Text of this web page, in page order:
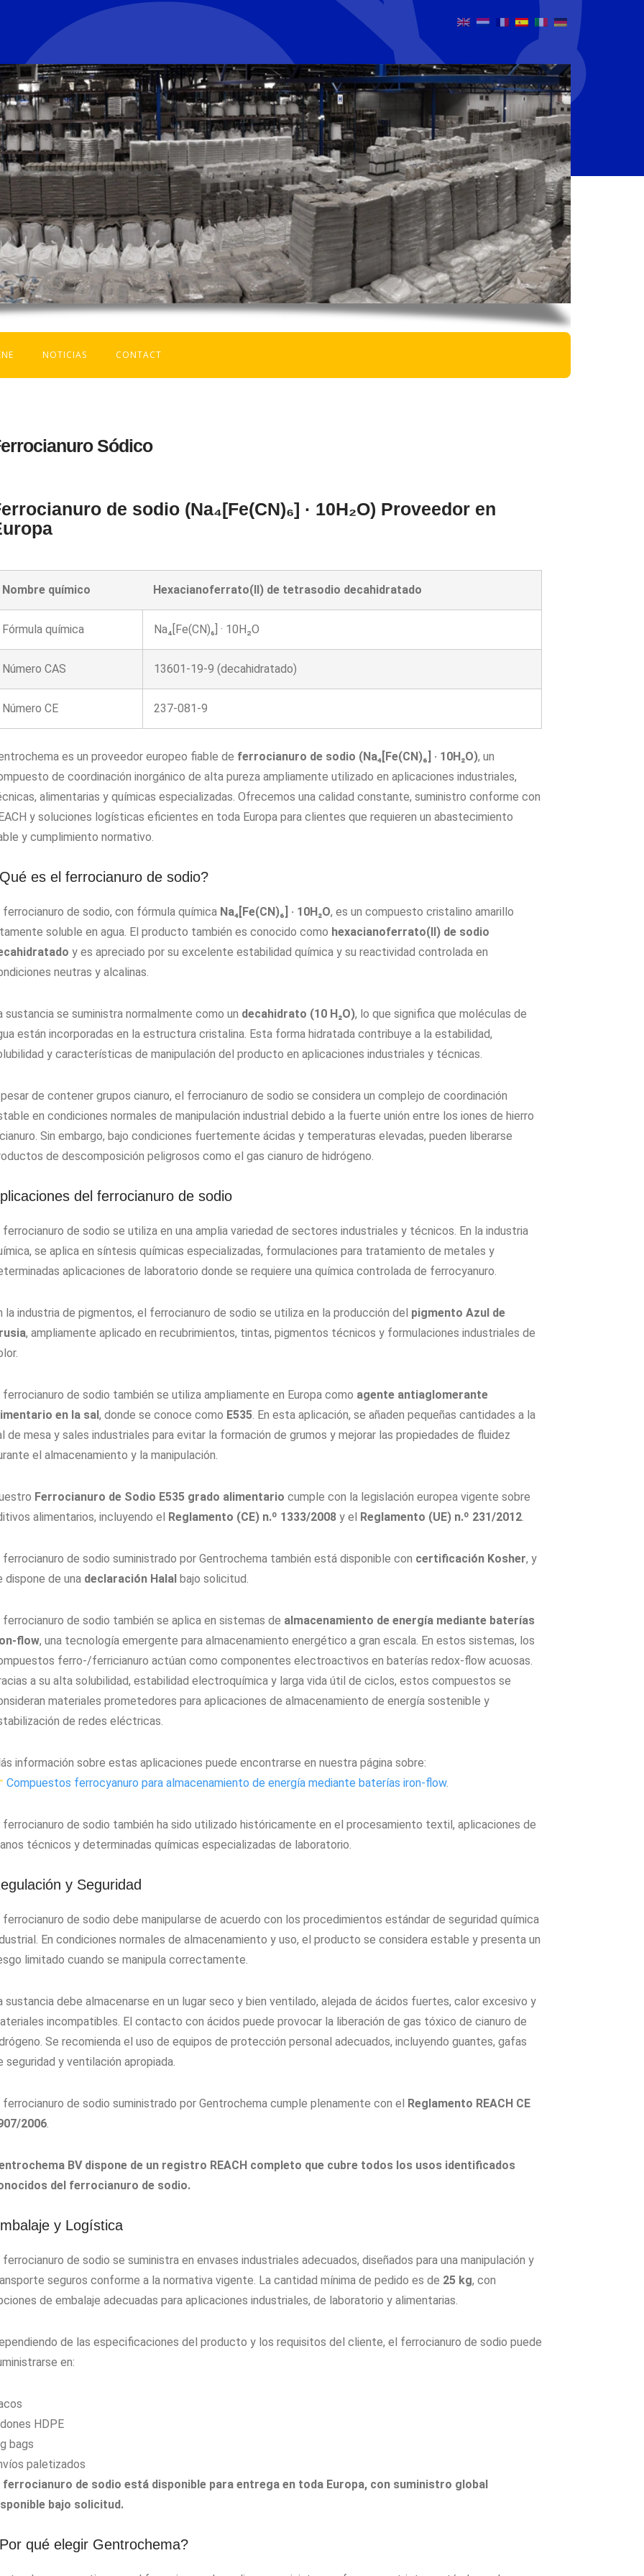
NOTICIAS CONTACT
Sódico
de sodio (Na₄[Fe(CN)₆] · 10H₂O) Proveedor en
Nombre químico Hexacianoferrato(II) de tetrasodio decahidratado
Fórmula química Na₄[Fe(CN)₆] · 10H₂O
Número CAS 13601-19-9 (decahidratado)
Número CE 237-081-9
es un proveedor europeo fiable de ferrocianuro de sodio (Na₄[Fe(CN)₆] · 10H₂O), un
de coordinación inorgánico de alta pureza ampliamente utilizado en aplicaciones industriales,
alimentarias y químicas especializadas. Ofrecemos una calidad constante, suministro conforme con
y soluciones logísticas eficientes en toda Europa para clientes que requieren un abastecimiento
y cumplimiento normativo.
es el ferrocianuro de sodio?
ferrocianuro de sodio, con fórmula química Na₄[Fe(CN)₆] · 10H₂O, es un compuesto cristalino amarillo
soluble en agua. El producto también es conocido como hexacianoferrato(II) de sodio
y es apreciado por su excelente estabilidad química y su reactividad controlada en
neutras y alcalinas.
sustancia se suministra normalmente como un decahidrato (10 H₂O), lo que significa que moléculas de
están incorporadas en la estructura cristalina. Esta forma hidratada contribuye a la estabilidad,
y características de manipulación del producto en aplicaciones industriales y técnicas.
de contener grupos cianuro, el ferrocianuro de sodio se considera un complejo de coordinación
en condiciones normales de manipulación industrial debido a la fuerte unión entre los iones de hierro
Sin embargo, bajo condiciones fuertemente ácidas y temperaturas elevadas, pueden liberarse
de descomposición peligrosos como el gas cianuro de hidrógeno.
del ferrocianuro de sodio
ferrocianuro de sodio se utiliza en una amplia variedad de sectores industriales y técnicos. En la industria
se aplica en síntesis químicas especializadas, formulaciones para tratamiento de metales y
aplicaciones de laboratorio donde se requiere una química controlada de ferrocyanuro.
la industria de pigmentos, el ferrocianuro de sodio se utiliza en la producción del pigmento Azul de
, ampliamente aplicado en recubrimientos, tintas, pigmentos técnicos y formulaciones industriales de
ferrocianuro de sodio también se utiliza ampliamente en Europa como agente antiaglomerante
en la sal, donde se conoce como E535. En esta aplicación, se añaden pequeñas cantidades a la
de mesa y sales industriales para evitar la formación de grumos y mejorar las propiedades de fluidez
el almacenamiento y la manipulación.
Ferrocianuro de Sodio E535 grado alimentario cumple con la legislación europea vigente sobre
alimentarios, incluyendo el Reglamento (CE) n.º 1333/2008y el Reglamento (UE) n.º 231/2012.
ferrocianuro de sodio suministrado por Gentrochema también está disponible con certificación Kosher, y
dispone de una declaración Halalbajo solicitud.
ferrocianuro de sodio también se aplica en sistemas de almacenamiento de energía mediante baterías
flow, una tecnología emergente para almacenamiento energético a gran escala. En estos sistemas, los
ferro-/ferricianuro actúan como componentes electroactivos en baterías redox-flow acuosas.
a su alta solubilidad, estabilidad electroquímica y larga vida útil de ciclos, estos compuestos se
materiales prometedores para aplicaciones de almacenamiento de energía sostenible y
de redes eléctricas.
información sobre estas aplicaciones puede encontrarse en nuestra página sobre:
Compuestos ferrocyanuro para almacenamiento de energía mediante baterías iron-flow.
ferrocianuro de sodio también ha sido utilizado históricamente en el procesamiento textil, aplicaciones de
técnicos y determinadas químicas especializadas de laboratorio.
y Seguridad
ferrocianuro de sodio debe manipularse de acuerdo con los procedimientos estándar de seguridad química
En condiciones normales de almacenamiento y uso, el producto se considera estable y presenta un
limitado cuando se manipula correctamente.
sustancia debe almacenarse en un lugar seco y bien ventilado, alejada de ácidos fuertes, calor excesivo y
incompatibles. El contacto con ácidos puede provocar la liberación de gas tóxico de cianuro de
Se recomienda el uso de equipos de protección personal adecuados, incluyendo guantes, gafas
seguridad y ventilación apropiada.
ferrocianuro de sodio suministrado por Gentrochema cumple plenamente con el Reglamento REACH CE
2006.
BV dispone de un registro REACH completo que cubre todos los usos identificados
del ferrocianuro de sodio.
y Logística
ferrocianuro de sodio se suministra en envases industriales adecuados, diseñados para una manipulación y
seguros conforme a la normativa vigente. La cantidad mínima de pedido es de 25 kg, con
de embalaje adecuadas para aplicaciones industriales, de laboratorio y alimentarias.
de las especificaciones del producto y los requisitos del cliente, el ferrocianuro de sodio puede
en:
HDPE
bags
paletizados
ferrocianuro de sodio está disponible para entrega en toda Europa, con suministro global
bajo solicitud.
qué elegir Gentrochema?